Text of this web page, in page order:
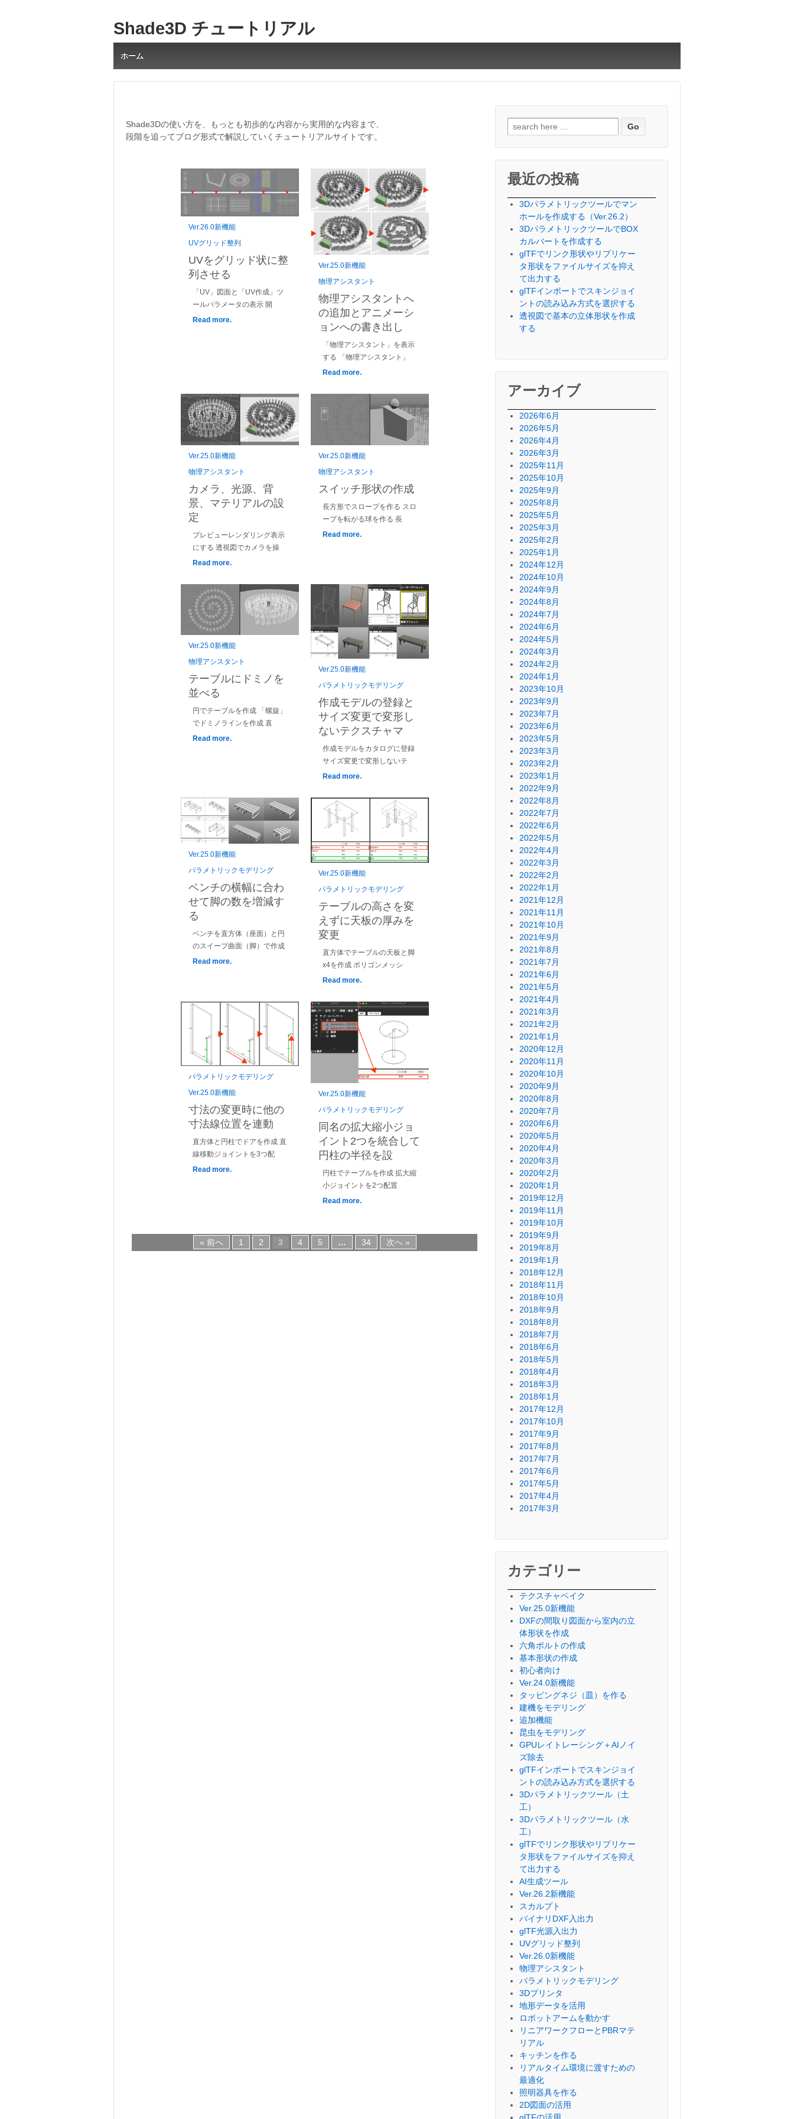
Shade3D チュートリアル
ホーム
Shade3Dの使い方を、もっとも初歩的な内容から実用的な内容まで、
段階を追ってブログ形式で解説していくチュートリアルサイトです。
Ver.26.0新機能
UVグリッド整列
UVをグリッド状に整
列させる
「UV」図面と「UV作成」ツ
ールパラメータの表示 開
Read more.
Ver.25.0新機能
物理アシスタント
物理アシスタントへ
の追加とアニメーシ
ョンへの書き出し
「物理アシスタント」を表示
する 「物理アシスタント」
Read more.
Ver.25.0新機能
物理アシスタント
カメラ、光源、背
景、マテリアルの設
定
プレビューレンダリング表示
にする 透視図でカメラを操
Read more.
Ver.25.0新機能
物理アシスタント
スイッチ形状の作成
長方形でスロープを作る スロ
ープを転がる球を作る 長
Read more.
Ver.25.0新機能
物理アシスタント
テーブルにドミノを
並べる
円でテーブルを作成 「螺旋」
でドミノラインを作成 直
Read more.
Ver.25.0新機能
パラメトリックモデリング
作成モデルの登録と
サイズ変更で変形し
ないテクスチャマ
作成モデルをカタログに登録
サイズ変更で変形しないテ
Read more.
Ver.25.0新機能
パラメトリックモデリング
ベンチの横幅に合わ
せて脚の数を増減す
る
ベンチを直方体（座面）と円
のスイープ曲面（脚）で作成
Read more.
Ver.25.0新機能
パラメトリックモデリング
テーブルの高さを変
えずに天板の厚みを
変更
直方体でテーブルの天板と脚
x4を作成 ポリゴンメッシ
Read more.
パラメトリックモデリング
Ver.25.0新機能
寸法の変更時に他の
寸法線位置を連動
直方体と円柱でドアを作成 直
線移動ジョイントを3つ配
Read more.
Ver.25.0新機能
パラメトリックモデリング
同名の拡大縮小ジョ
イント2つを統合して
円柱の半径を設
円柱でテーブルを作成 拡大縮
小ジョイントを2つ配置
Read more.
« 前へ 1 2 3 4 5 … 34 次へ »
索
対
象:
最近の投稿
3Dパラメトリックツールでマン
ホールを作成する（Ver.26.2）
3DパラメトリックツールでBOX
カルバートを作成する
glTFでリンク形状やリプリケー
タ形状をファイルサイズを抑え
て出力する
glTFインポートでスキンジョイ
ントの読み込み方式を選択する
透視図で基本の立体形状を作成
する
アーカイブ
2026年6月
2026年5月
2026年4月
2026年3月
2025年11月
2025年10月
2025年9月
2025年8月
2025年5月
2025年3月
2025年2月
2025年1月
2024年12月
2024年10月
2024年9月
2024年8月
2024年7月
2024年6月
2024年5月
2024年3月
2024年2月
2024年1月
2023年10月
2023年9月
2023年7月
2023年6月
2023年5月
2023年3月
2023年2月
2023年1月
2022年9月
2022年8月
2022年7月
2022年6月
2022年5月
2022年4月
2022年3月
2022年2月
2022年1月
2021年12月
2021年11月
2021年10月
2021年9月
2021年8月
2021年7月
2021年6月
2021年5月
2021年4月
2021年3月
2021年2月
2021年1月
2020年12月
2020年11月
2020年10月
2020年9月
2020年8月
2020年7月
2020年6月
2020年5月
2020年4月
2020年3月
2020年2月
2020年1月
2019年12月
2019年11月
2019年10月
2019年9月
2019年8月
2019年1月
2018年12月
2018年11月
2018年10月
2018年9月
2018年8月
2018年7月
2018年6月
2018年5月
2018年4月
2018年3月
2018年1月
2017年12月
2017年10月
2017年9月
2017年8月
2017年7月
2017年6月
2017年5月
2017年4月
2017年3月
カテゴリー
テクスチャベイク
Ver.25.0新機能
DXFの間取り図面から室内の立
体形状を作成
六角ボルトの作成
基本形状の作成
初心者向け
Ver.24.0新機能
タッピングネジ（皿）を作る
建機をモデリング
追加機能
昆虫をモデリング
GPUレイトレーシング＋AIノイ
ズ除去
glTFインポートでスキンジョイ
ントの読み込み方式を選択する
3Dパラメトリックツール（土
工）
3Dパラメトリックツール（水
工）
glTFでリンク形状やリプリケー
タ形状をファイルサイズを抑え
て出力する
AI生成ツール
Ver.26.2新機能
スカルプト
バイナリDXF入出力
glTF光源入出力
UVグリッド整列
Ver.26.0新機能
物理アシスタント
パラメトリックモデリング
3Dプリンタ
地形データを活用
ロボットアームを動かす
リニアワークフローとPBRマテ
リアル
キッチンを作る
リアルタイム環境に渡すための
最適化
照明器具を作る
2D図面の活用